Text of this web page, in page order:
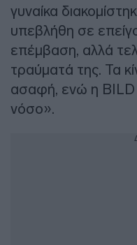
γυναίκα
υπεβλήθη σε
επέμβαση, αλλά
τραύματά της. Τα
ασαφή, ενώ η BILD
νόσο».